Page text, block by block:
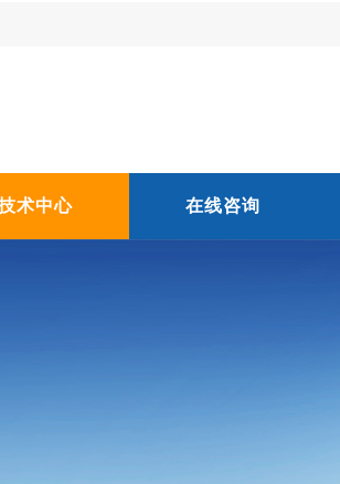
术中心 在线咨询